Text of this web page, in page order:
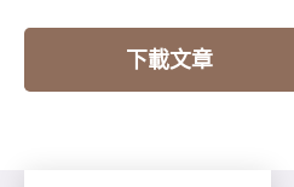
下載文章